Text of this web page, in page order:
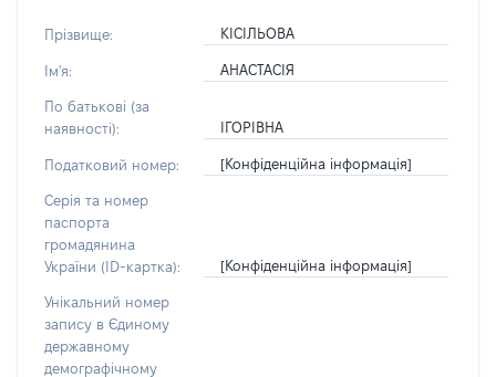
Прізвище: КІСІЛЬОВА
Ім'я: АНАСТАСІЯ
По батькові (за
наявності):
ІГОРІВНА
Податковий номер: [Конфіденційна інформація]
Серія та номер
паспорта
громадянина
України (ID-картка):
[Конфіденційна інформація]
Унікальний номер
запису в Єдиному
державному
демографічному